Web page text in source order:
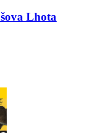
Lhota